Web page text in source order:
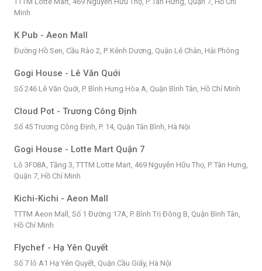
Minh
K Pub - Aeon Mall
Đường Hồ Sen, Cầu Rào 2, P. Kênh Dương, Quận Lê Chân, Hải Phòng
Gogi House - Lê Văn Quới
Số 246 Lê Văn Quới, P. Bình Hưng Hòa A, Quận Bình Tân, Hồ Chí Minh
Cloud Pot - Trương Công Định
Số 45 Trương Công Định, P. 14, Quận Tân Bình, Hà Nội
Gogi House - Lotte Mart Quận 7
Lô 3F08A, Tầng 3, TTTM Lotte Mart, 469 Nguyễn Hữu Thọ, P. Tân Hưng,
Quận 7, Hồ Chí Minh
Kichi-Kichi - Aeon Mall
TTTM Aeon Mall, Số 1 Đường 17A, P. Bình Trị Đông B, Quận Bình Tân,
Hồ Chí Minh
Flychef - Hạ Yên Quyết
Số 7 lô A1 Hạ Yên Quyết, Quận Cầu Giấy, Hà Nội